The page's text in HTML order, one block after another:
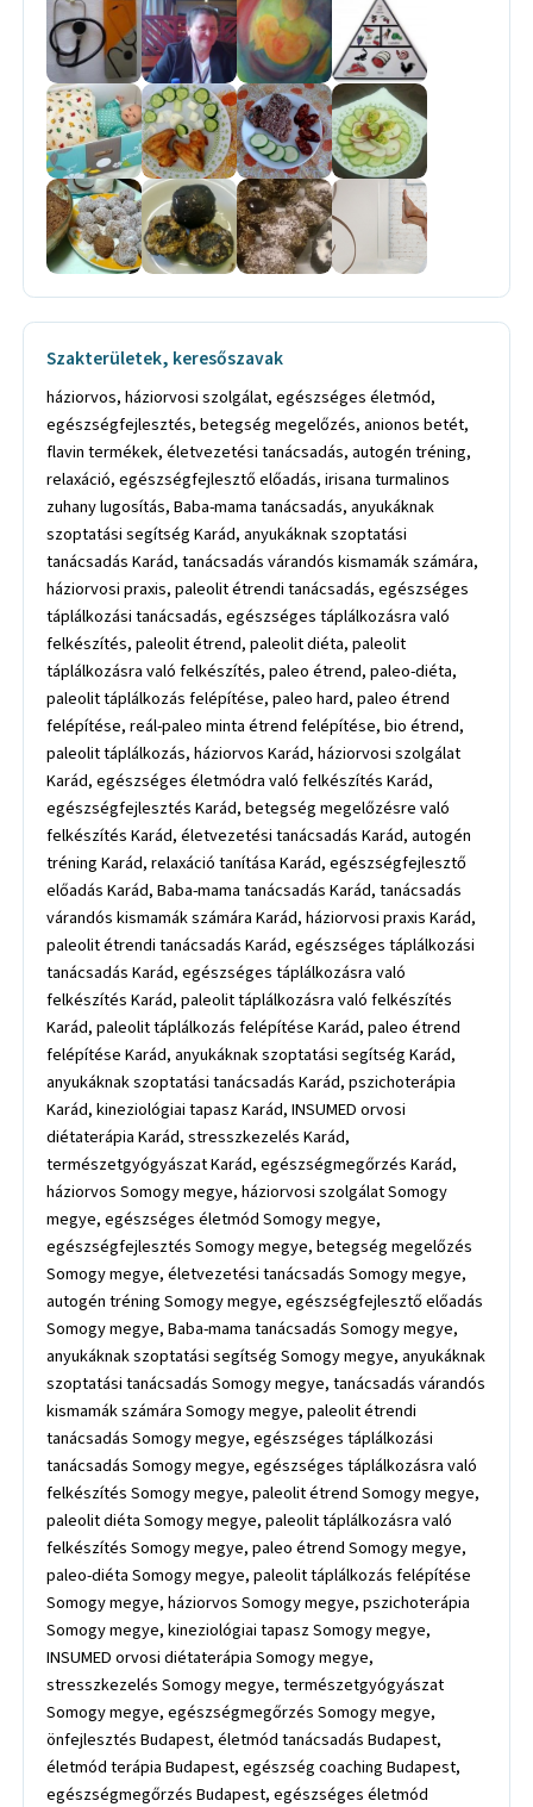
Szakterületek, keresőszavak
háziorvos, háziorvosi szolgálat, egészséges életmód,
egészségfejlesztés, betegség megelőzés, anionos betét,
flavin termékek, életvezetési tanácsadás, autogén tréning,
relaxáció, egészségfejlesztő előadás, irisana turmalinos
zuhany lugosítás, Baba-mama tanácsadás, anyukáknak
szoptatási segítség Karád, anyukáknak szoptatási
tanácsadás Karád, tanácsadás várandós kismamák számára,
háziorvosi praxis, paleolit étrendi tanácsadás, egészséges
táplálkozási tanácsadás, egészséges táplálkozásra való
felkészítés, paleolit étrend, paleolit diéta, paleolit
táplálkozásra való felkészítés, paleo étrend, paleo-diéta,
paleolit táplálkozás felépítése, paleo hard, paleo étrend
felépítése, reál-paleo minta étrend felépítése, bio étrend,
paleolit táplálkozás, háziorvos Karád, háziorvosi szolgálat
Karád, egészséges életmódra való felkészítés Karád,
egészségfejlesztés Karád, betegség megelőzésre való
felkészítés Karád, életvezetési tanácsadás Karád, autogén
tréning Karád, relaxáció tanítása Karád, egészségfejlesztő
előadás Karád, Baba-mama tanácsadás Karád, tanácsadás
várandós kismamák számára Karád, háziorvosi praxis Karád,
paleolit étrendi tanácsadás Karád, egészséges táplálkozási
tanácsadás Karád, egészséges táplálkozásra való
felkészítés Karád, paleolit táplálkozásra való felkészítés
Karád, paleolit táplálkozás felépítése Karád, paleo étrend
felépítése Karád, anyukáknak szoptatási segítség Karád,
anyukáknak szoptatási tanácsadás Karád, pszichoterápia
Karád, kineziológiai tapasz Karád, INSUMED orvosi
diétaterápia Karád, stresszkezelés Karád,
természetgyógyászat Karád, egészségmegőrzés Karád,
háziorvos Somogy megye, háziorvosi szolgálat Somogy
megye, egészséges életmód Somogy megye,
egészségfejlesztés Somogy megye, betegség megelőzés
Somogy megye, életvezetési tanácsadás Somogy megye,
autogén tréning Somogy megye, egészségfejlesztő előadás
Somogy megye, Baba-mama tanácsadás Somogy megye,
anyukáknak szoptatási segítség Somogy megye, anyukáknak
szoptatási tanácsadás Somogy megye, tanácsadás várandós
kismamák számára Somogy megye, paleolit étrendi
tanácsadás Somogy megye, egészséges táplálkozási
tanácsadás Somogy megye, egészséges táplálkozásra való
felkészítés Somogy megye, paleolit étrend Somogy megye,
paleolit diéta Somogy megye, paleolit táplálkozásra való
felkészítés Somogy megye, paleo étrend Somogy megye,
paleo-diéta Somogy megye, paleolit táplálkozás felépítése
Somogy megye, háziorvos Somogy megye, pszichoterápia
Somogy megye, kineziológiai tapasz Somogy megye,
INSUMED orvosi diétaterápia Somogy megye,
stresszkezelés Somogy megye, természetgyógyászat
Somogy megye, egészségmegőrzés Somogy megye,
önfejlesztés Budapest, életmód tanácsadás Budapest,
életmód terápia Budapest, egészség coaching Budapest,
egészségmegőrzés Budapest, egészséges életmód